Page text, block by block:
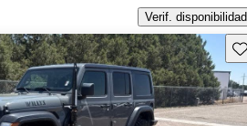
Verif. disponibilidad